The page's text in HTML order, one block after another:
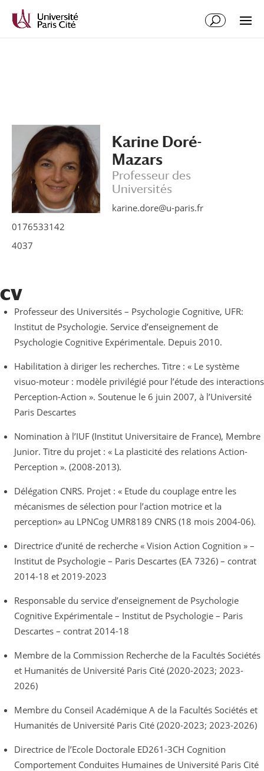
contenu
Karine Doré-
Mazars
Professeur des
Universités
karine.dore@u-paris.fr
0176533142
4037
CV
Professeur des Universités – Psychologie Cognitive, UFR:
Institut de Psychologie. Service d’enseignement de
Psychologie Cognitive Expérimentale. Depuis 2010.
Habilitation à diriger les recherches. Titre : « Le système
visuo-moteur : modèle privilégié pour l’étude des interactions
Perception-Action ». Soutenue le 6 juin 2007, à l’Université
Paris Descartes
Nomination à l’IUF (Institut Universitaire de France), Membre
Junior. Titre du projet : « La plasticité des relations Action-
Perception ». (2008-2013).
Délégation CNRS. Projet : « Etude du couplage entre les
mécanismes de sélection pour l’action motrice et la
perception» au LPNCog UMR8189 CNRS (18 mois 2004-06).
Directrice d’unité de recherche « Vision Action Cognition » –
Institut de Psychologie – Paris Descartes (EA 7326) – contrat
2014-18 et 2019-2023
Responsable du service d’enseignement de Psychologie
Cognitive Expérimentale – Institut de Psychologie – Paris
Descartes – contrat 2014-18
Membre de la Commission Recherche de la Facultés Sociétés
et Humanités de Université Paris Cité (2020-2023; 2023-
2026)
Membre du Conseil Académique A de la Facultés Sociétés et
Humanités de Université Paris Cité (2020-2023; 2023-2026)
Directrice de l’Ecole Doctorale ED261-3CH Cognition
Comportement Conduites Humaines de Université Paris Cité